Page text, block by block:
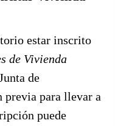
estar inscrito
de Vivienda
de
previa para llevar a
puede